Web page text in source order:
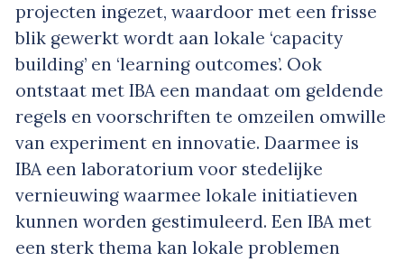
projecten ingezet, waardoor met een frisse
blik gewerkt wordt aan lokale ‘capacity
building’ en ‘learning outcomes’. Ook
ontstaat met IBA een mandaat om geldende
regels en voorschriften te omzeilen omwille
van experiment en innovatie. Daarmee is
IBA een laboratorium voor stedelijke
vernieuwing waarmee lokale initiatieven
kunnen worden gestimuleerd. Een IBA met
een sterk thema kan lokale problemen